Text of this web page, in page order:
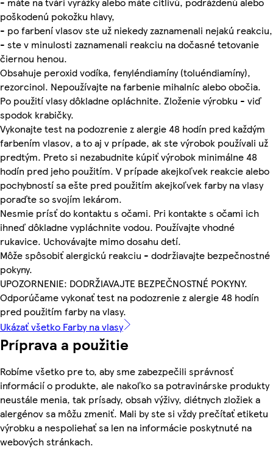
poškodenú pokožku hlavy,
- po farbení vlasov ste už niekedy zaznamenali nejakú reakciu,
- ste v minulosti zaznamenali reakciu na dočasné tetovanie
čiernou henou.
Obsahuje peroxid vodíka, fenyléndiamíny (toluéndiamíny),
rezorcinol. Nepoužívajte na farbenie mihalníc alebo obočia.
Po použití vlasy dôkladne opláchnite. Zloženie výrobku - viď
spodok krabičky.
Vykonajte test na podozrenie z alergie 48 hodín pred každým
farbením vlasov, a to aj v prípade, ak ste výrobok používali už
predtým. Preto si nezabudnite kúpiť výrobok minimálne 48
hodín pred jeho použitím. V prípade akejkoľvek reakcie alebo
pochybností sa ešte pred použitím akejkoľvek farby na vlasy
poraďte so svojím lekárom.
Nesmie prísť do kontaktu s očami. Pri kontakte s očami ich
ihneď dôkladne vypláchnite vodou. Používajte vhodné
rukavice. Uchovávajte mimo dosahu detí.
Môže spôsobiť alergickú reakciu - dodržiavajte bezpečnostné
pokyny.
UPOZORNENIE: DODRŽIAVAJTE BEZPEČNOSTNÉ POKYNY.
Odporúčame vykonať test na podozrenie z alergie 48 hodín
pred použitím farby na vlasy.
Ukázať všetko Farby na vlasy
Príprava a použitie
Robíme všetko pre to, aby sme zabezpečili správnosť
informácií o produkte, ale nakoľko sa potravinárske produkty
neustále menia, tak prísady, obsah výživy, diétnych zložiek a
alergénov sa môžu zmeniť. Mali by ste si vždy prečítať etiketu
výrobku a nespoliehať sa len na informácie poskytnuté na
webových stránkach.